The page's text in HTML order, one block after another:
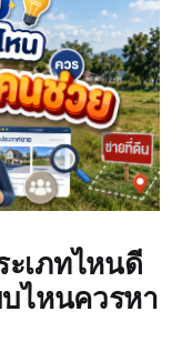
เภทไหนดี
ไหนควรหา